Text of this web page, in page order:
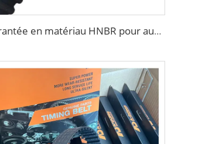
Courroie crantée en matériau HNBR pour automobile